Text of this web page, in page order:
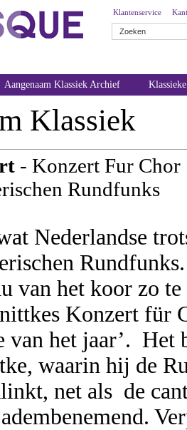
Klantenservice
Aangenaam Klassiek Archief
Klassiek
- Konzert Fur Chor
Rundfunks
Nederlandse
van het koor zo
Konzert für
van het jaar’.
waarin hij de
net als de